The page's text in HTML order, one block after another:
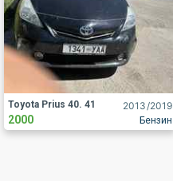
2013/2019
Бензин
Toyota Prius 40. 41
2000